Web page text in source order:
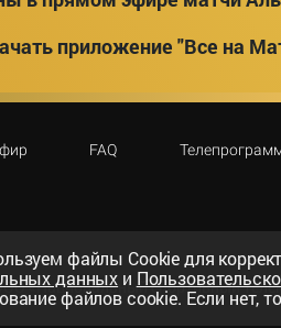
приложение "Все на
FAQ
«Национальный спортивный
файлы Сookie для
данных и
файлов cookie. Если нет,